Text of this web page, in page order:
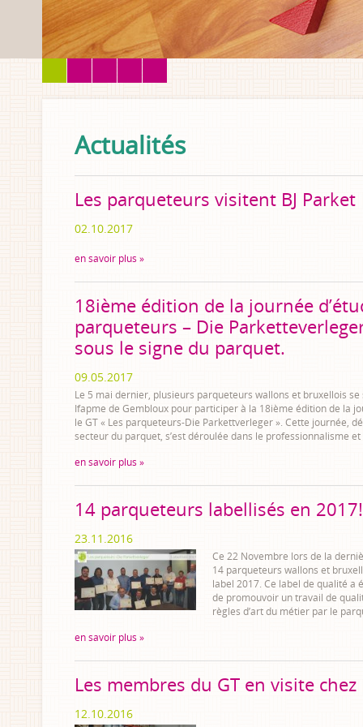
Actualités
Les parqueteurs visitent BJ Parket
02.10.2017
en savoir plus »
18ième édition de la journée
parqueteurs – Die
sous le signe du parquet.
09.05.2017
Le 5 mai dernier, plusieurs parqueteurs wallons et bruxellois
Ifapme de Gembloux pour participer à la 18ième édition de la
le GT « Les parqueteurs-Die Parkettverleger ». Cette journée,
secteur du parquet, s’est déroulée dans le professionnalisme
en savoir plus »
14 parqueteurs labellisés en 2017!
23.11.2016
Ce 22 Novembre lors de la
14 parqueteurs wallons et
label 2017. Ce label de qualité a
de promouvoir un travail de
règles d’art du métier par le
en savoir plus »
Les membres du GT en visite chez
12.10.2016